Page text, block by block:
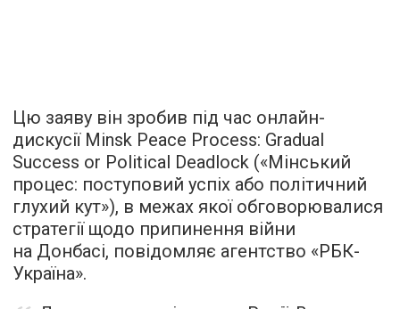
Цю заяву він зробив під час онлайн-
дискусії Minsk Peace Process: Gradual
Success or Political Deadlock («Мінський
процес: поступовий успіх або політичний
глухий кут»), в межах якої обговорювалися
стратегії щодо припинення війни
на Донбасі, повідомляє агентство «РБК-
Україна».